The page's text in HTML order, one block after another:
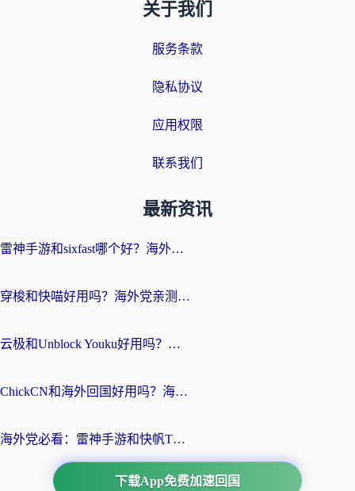
关于我们
服务条款
隐私协议
应用权限
联系我们
最新资讯
雷神手游和sixfast哪个好？海外党亲测3款回国加速器，教你选对不踩坑
穿梭和快喵好用吗？海外党亲测：小众加速器对比+番茄加速器深度体验
云极和Unblock Youku好用吗？海外党亲测+2026回国加速器避坑指南
ChickCN和海外回国好用吗？海外党2026亲测：从手游到影音，选对加速器的3个关键
海外党必看：雷神手游和快帆TV版好用吗？3步选对回国加速器不踩坑
下载App免费加速回国